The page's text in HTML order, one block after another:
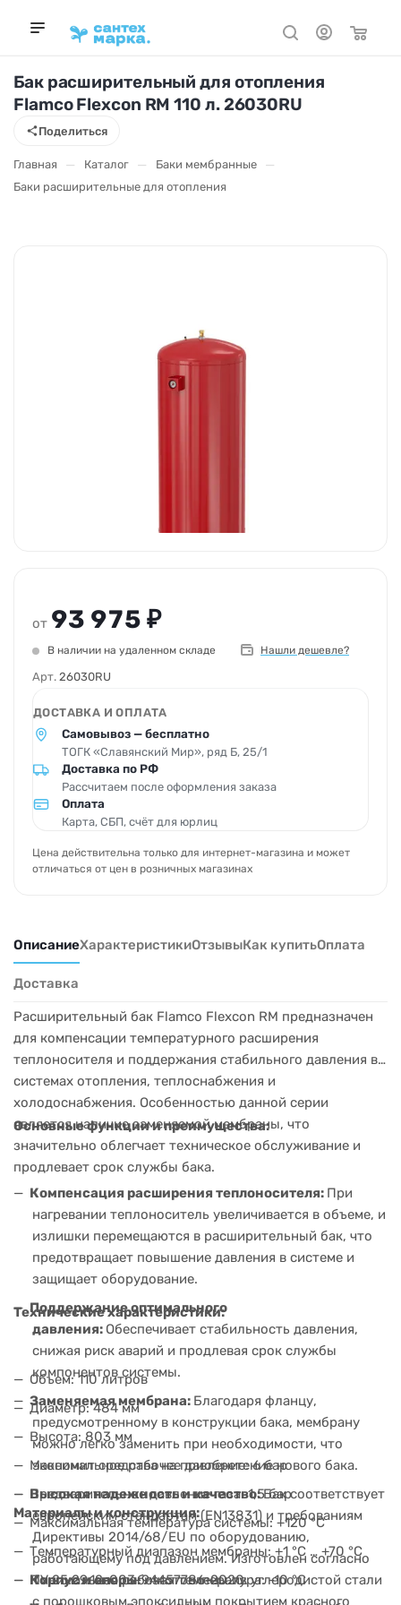
Поделиться
Бак расширительный для отопления
Flamco Flexcon RM 110 л. 26030RU
Главная — Каталог — Баки мембранные —
Баки расширительные для отопления
от 93 975 ₽
В наличии на удаленном складе Нашли дешевле?
Арт. 26030RU
ДОСТАВКА И ОПЛАТА
Самовывоз — бесплатно
ТОГК «Славянский Мир», ряд Б, 25/1
Доставка по РФ
Рассчитаем после оформления заказа
Оплата
Карта, СБП, счёт для юрлиц
Цена действительна только для интернет-магазина и может
отличаться от цен в розничных магазинах
ОписаниеХарактеристикиОтзывыКак купитьОплата
Доставка
Расширительный бак Flamco Flexcon RM предназначен
для компенсации температурного расширения
теплоносителя и поддержания стабильного давления в
системах отопления, теплоснабжения и
холодоснабжения. Особенностью данной серии
является наличие заменяемой мембраны, что
значительно облегчает техническое обслуживание и
продлевает срок службы бака.
Основные функции и преимущества:
Компенсация расширения теплоносителя: При
нагревании теплоноситель увеличивается в объеме, и
излишки перемещаются в расширительный бак, что
предотвращает повышение давления в системе и
защищает оборудование.
Поддержание оптимального
давления: Обеспечивает стабильность давления,
снижая риск аварий и продлевая срок службы
компонентов системы.
Заменяемая мембрана: Благодаря фланцу,
предусмотренному в конструкции бака, мембрану
можно легко заменить при необходимости, что
экономит средства на приобретение нового бака.
Высокая надежность и качество:Бак соответствует
европейским стандартам (EN13831) и требованиям
Директивы 2014/68/EU по оборудованию,
работающему под давлением. Изготовлен согласно
ТУ 25.29.12-003-94457786-2020.
Технические характеристики:
Объем: 110 литров
Диаметр: 484 мм
Высота: 803 мм
Максимальное рабочее давление: 6 бар
Предварительное давление газа: 1,5 бар
Максимальная температура системы: +120 °C
Температурный диапазон мембраны: +1 °C … +70 °C
Минимальная рабочая температура: -10 °C
Материалы и конструкция:
Корпус и опоры:изготовлены из углеродистой стали
с порошковым эпоксидным покрытием красного